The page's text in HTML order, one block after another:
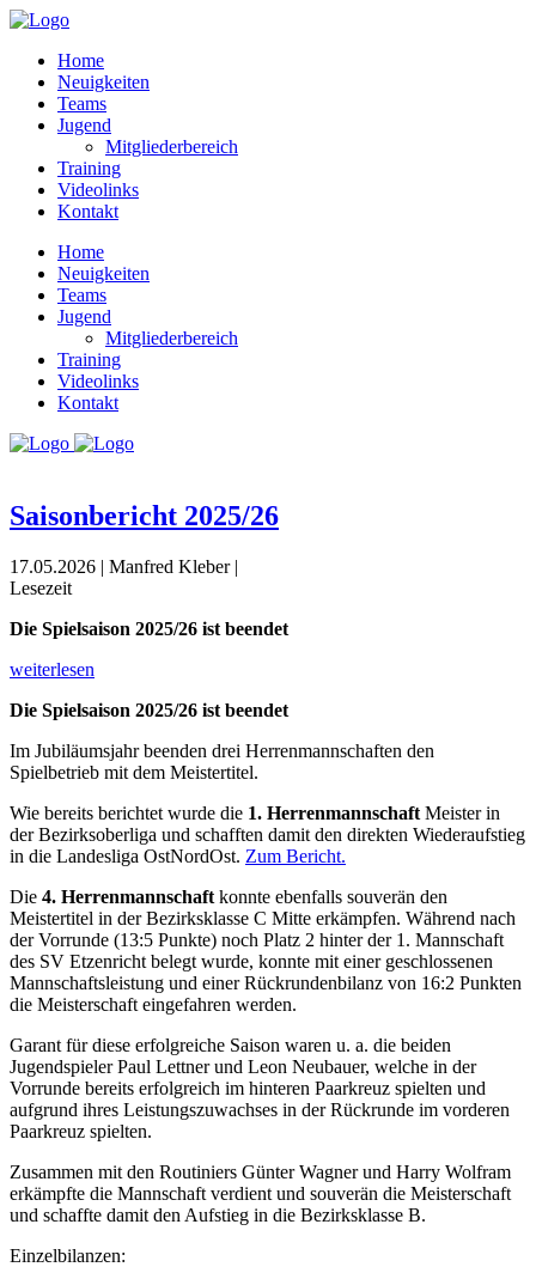
Home
Neuigkeiten
Teams
Jugend
Mitgliederbereich
Training
Videolinks
Kontakt
Home
Neuigkeiten
Teams
Jugend
Mitgliederbereich
Training
Videolinks
Kontakt
Saisonbericht 2025/26
17.05.2026 | Manfred Kleber |
Lesezeit
Die Spielsaison 2025/26 ist beendet
weiterlesen
Die Spielsaison 2025/26 ist beendet
Im Jubiläumsjahr beenden drei Herrenmannschaften den
Spielbetrieb mit dem Meistertitel.
Wie bereits berichtet wurde die 1. Herrenmannschaft Meister in
der Bezirksoberliga und schafften damit den direkten Wiederaufstieg
in die Landesliga OstNordOst. Zum Bericht.
Die 4. Herrenmannschaft konnte ebenfalls souverän den
Meistertitel in der Bezirksklasse C Mitte erkämpfen. Während nach
der Vorrunde (13:5 Punkte) noch Platz 2 hinter der 1. Mannschaft
des SV Etzenricht belegt wurde, konnte mit einer geschlossenen
Mannschaftsleistung und einer Rückrundenbilanz von 16:2 Punkten
die Meisterschaft eingefahren werden.
Garant für diese erfolgreiche Saison waren u. a. die beiden
Jugendspieler Paul Lettner und Leon Neubauer, welche in der
Vorrunde bereits erfolgreich im hinteren Paarkreuz spielten und
aufgrund ihres Leistungszuwachses in der Rückrunde im vorderen
Paarkreuz spielten.
Zusammen mit den Routiniers Günter Wagner und Harry Wolfram
erkämpfte die Mannschaft verdient und souverän die Meisterschaft
und schaffte damit den Aufstieg in die Bezirksklasse B.
Einzelbilanzen: